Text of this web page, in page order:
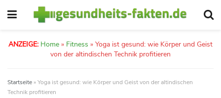
ANZEIGE: Home » Fitness » Yoga ist gesund: wie Körper und Geist
von der altindischen Technik profitieren
Startseite »Yoga ist gesund: wie Körper und Geist von der altindischen
Technik profitieren